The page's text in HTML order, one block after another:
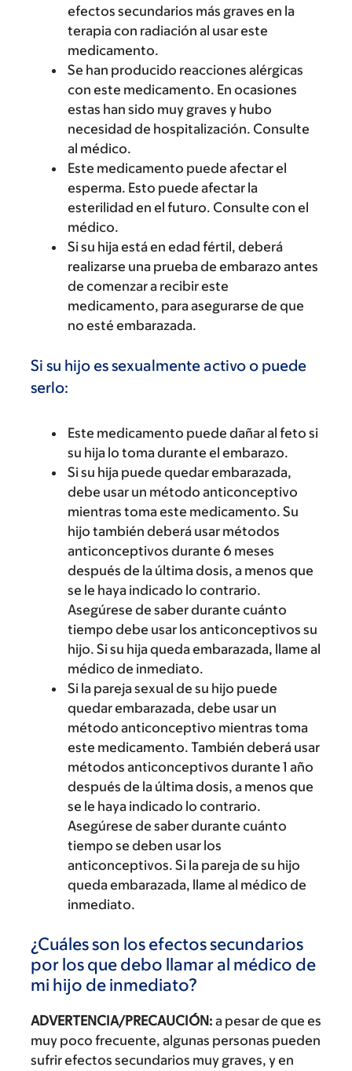
efectos secundarios más graves en la
terapia con radiación al usar este
medicamento.
Se han producido reacciones alérgicas
con este medicamento. En ocasiones
estas han sido muy graves y hubo
necesidad de hospitalización. Consulte
al médico.
Este medicamento puede afectar el
esperma. Esto puede afectar la
esterilidad en el futuro. Consulte con el
médico.
Si su hija está en edad fértil, deberá
realizarse una prueba de embarazo antes
de comenzar a recibir este
medicamento, para asegurarse de que
no esté embarazada.
Si su hijo es sexualmente activo o puede
serlo:
Este medicamento puede dañar al feto si
su hija lo toma durante el embarazo.
Si su hija puede quedar embarazada,
debe usar un método anticonceptivo
mientras toma este medicamento. Su
hijo también deberá usar métodos
anticonceptivos durante 6 meses
después de la última dosis, a menos que
se le haya indicado lo contrario.
Asegúrese de saber durante cuánto
tiempo debe usar los anticonceptivos su
hijo. Si su hija queda embarazada, llame al
médico de inmediato.
Si la pareja sexual de su hijo puede
quedar embarazada, debe usar un
método anticonceptivo mientras toma
este medicamento. También deberá usar
métodos anticonceptivos durante 1 año
después de la última dosis, a menos que
se le haya indicado lo contrario.
Asegúrese de saber durante cuánto
tiempo se deben usar los
anticonceptivos. Si la pareja de su hijo
queda embarazada, llame al médico de
inmediato.
¿Cuáles son los efectos secundarios
por los que debo llamar al médico de
mi hijo de inmediato?
ADVERTENCIA/PRECAUCIÓN: a pesar de que es
muy poco frecuente, algunas personas pueden
sufrir efectos secundarios muy graves, y en